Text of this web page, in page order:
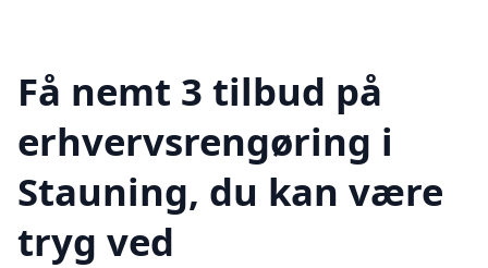
Få nemt 3 tilbud på
erhvervsrengøring i
Stauning, du kan være
tryg ved